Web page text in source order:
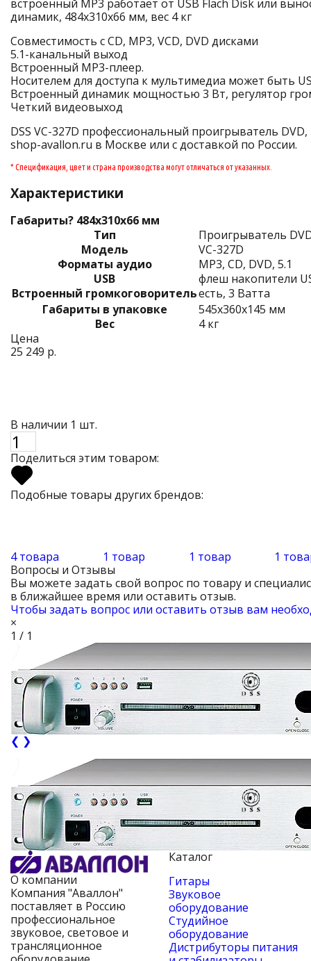
встроенный MP3 работает от USB Flach Disk или
динамик, 484х310х66 мм, вес 4 кг
Совместимость с CD, MP3, VCD, DVD дисками
5.1-канальный выход
Встроенный MP3-плеер.
Носителем для доступа к мультимедиа может быть
Встроенный динамик мощностью 3 Вт, регулятор
Четкий видеовыход
DSS VC-327D профессиональный проигрыватель
shop-avallon.ru в Москве или с доставкой по России.
* Спецификация, цвет и страна производства могут отличаться от указанных.
Характеристики
Габариты? 484х310х66 мм
Тип
Проигрыватель
Модель
VC-327D
Форматы аудио
MP3, CD, DVD, 5.1
USB
флеш накопители
Встроенный громкоговорительесть, 3 Ватта
Габариты в упаковке
545х360х145 мм
Вес
4 кг
Цена
25 249 р.
В наличии 1 шт.
Поделиться этим товаром:
Подобные товары других брендов:
4 товара 1 товар 1 товар
1
Вопросы и Отзывы
Вы можете задать свой вопрос по товару и
в ближайшее время или оставить отзыв.
Чтобы задать вопрос или оставить отзыв вам
×
1 / 1
❮ ❯
О компании
Компания "Аваллон"
поставляет в Россию
профессиональное
звуковое, световое и
трансляционное
Каталог
Гитары
Звуковое
оборудование
Студийное
оборудование
Дистрибуторы питания